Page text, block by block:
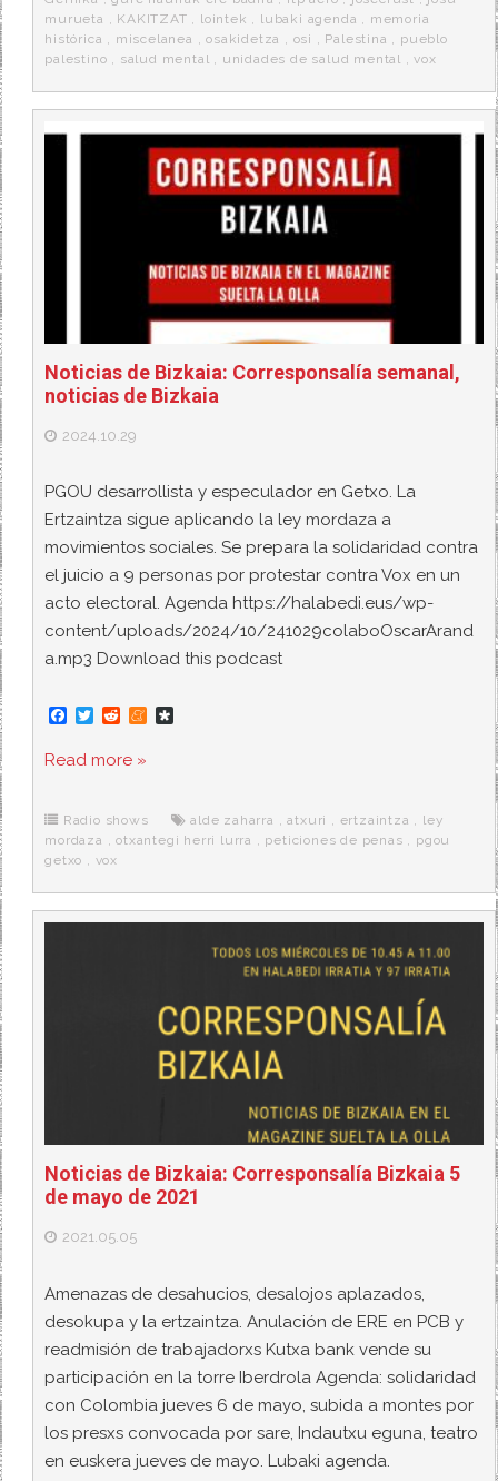
murueta , KAKITZAT , lointek , lubaki agenda , memoria
histórica , miscelanea ,osakidetza , osi , Palestina , pueblo
palestino , salud mental , unidades de salud mental ,vox
Noticias de Bizkaia: Corresponsalía semanal,
noticias de Bizkaia
2024.10.29
PGOU desarrollista y especulador en Getxo. La
Ertzaintza sigue aplicando la ley mordaza a
movimientos sociales. Se prepara la solidaridad contra
el juicio a 9 personas por protestar contra Vox en un
acto electoral. Agenda https://halabedi.eus/wp-
content/uploads/2024/10/241029colaboOscarArand
a.mp3 Download this podcast
F
e
o
k
T
t
r
R
d
M
e
r
a
Read more »
Radio shows alde zaharra ,atxuri , ertzaintza , ley
mordaza ,otxantegi herri lurra , peticiones de penas , pgou
getxo , vox
Noticias de Bizkaia: Corresponsalía Bizkaia 5
de mayo de 2021
2021.05.05
Amenazas de desahucios, desalojos aplazados,
desokupa y la ertzaintza. Anulación de ERE en PCB y
readmisión de trabajadorxs Kutxa bank vende su
participación en la torre Iberdrola Agenda: solidaridad
con Colombia jueves 6 de mayo, subida a montes por
los presxs convocada por sare, Indautxu eguna, teatro
en euskera jueves de mayo. Lubaki agenda.